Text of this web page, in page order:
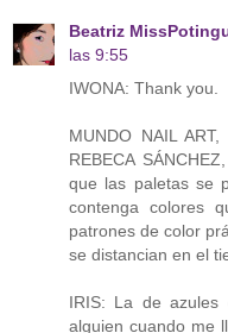
Beatriz
las 9:55
IWONA: Thank you.
MUNDO NAIL
REBECA
que las paletas se
contenga colores
patrones de color
se distancian en el
IRIS: La de
alguien cuando me